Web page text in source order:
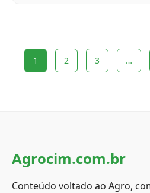
1 2 3 …
Agrocim.com.br
Conteúdo voltado ao Agro,